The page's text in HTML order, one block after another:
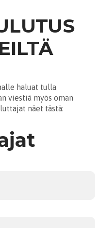
haluat tulla
viestiä myös oman
näet tästä: